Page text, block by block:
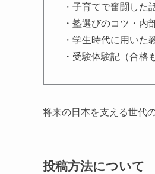
・子育てで奮闘した
・塾選びのコツ・内
・学生時代に用いた
・受験体験記（合格
将来の日本を支える世代
投稿方法について